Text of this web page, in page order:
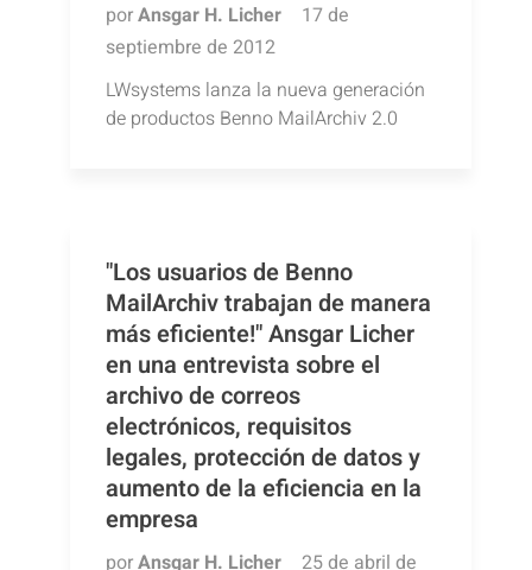
porAnsgar H. Licher
17 de
septiembre de 2012
LWsystems lanza la nueva generación
de productos Benno MailArchiv 2.0
"Los usuarios de Benno
MailArchiv trabajan de manera
más eficiente!" Ansgar Licher
en una entrevista sobre el
archivo de correos
electrónicos, requisitos
legales, protección de datos y
aumento de la eficiencia en la
empresa
porAnsgar H. Licher
25 de abril de